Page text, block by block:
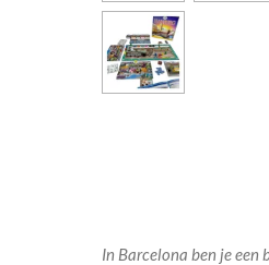
In Barcelona ben je